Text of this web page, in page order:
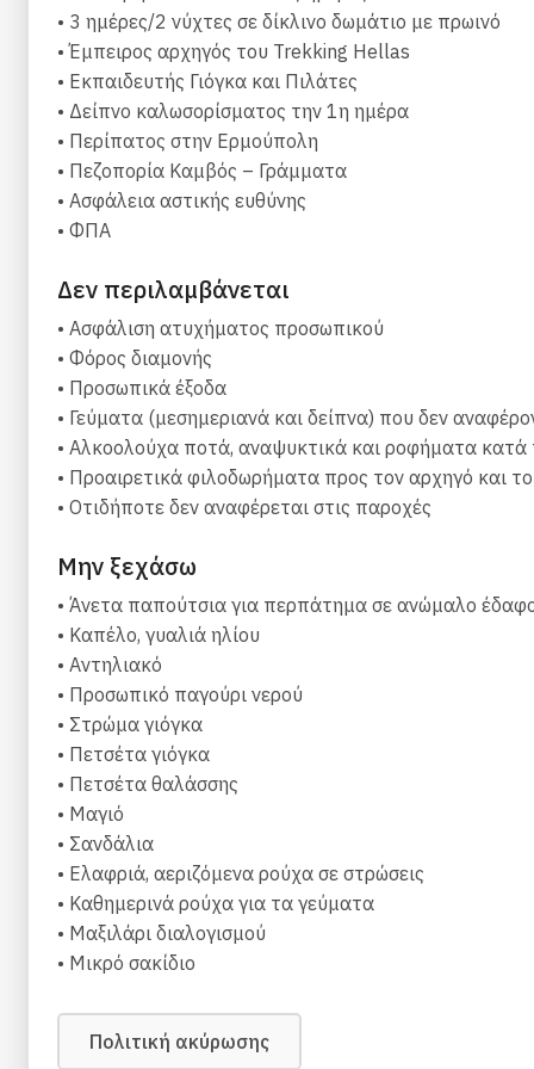
ολοκληρώνεται με μια απλή αλλά απαιτητική σειρά
συγκεντρωμένους και γεμάτους ενέργεια.
Μετά τη συνεδρία πιλάτες, δείπνο σε τοπική ταβέρνα.
Ημέρα 2: Ανακαλύψτε την άγρια ομορφιά της Άνω
Μετά το πρωινό, μεταφορά από το ξενοδοχείο προς
που φύτεψε ο John Herman Groesbeck Pierson,
στην οικονομική σκέψη και την περιβαλλοντική δράση.
σκάφος.
Απαλή γιόγκα στη παραλία
και χρόνος για ελεύθερο
Αυτή η συνεδρία είναι κατάλληλη για άτομα κάθε
ελεγχόμενες κινήσεις και απαλές διατάσεις που
τον κίνδυνο τραυματισμών.
Μετά από ένα σύντομο διάλειμμα 5 λεπτών,
βαθιά χαλάρωση και στην ευημερία σώματος και
καθοδηγείται μέσω οδηγιών χαλάρωσης και
Μετά τη συνεδρία, επιστροφή στο ξενοδοχείο.
Ημέρα 3: Αναζωογονητική πρωινή γιόγκα και
Ξεκινήστε τη μέρα σας με πρωινό στο ξενοδοχείο.
Πρωινή συνεδρία γιόγκα:
στροφή και τη σταθεροποίηση της ωμοπλάτης, ενώ
Μέσα από όμορφες και ελεγχόμενες κινήσεις,
προσφέροντας μια ολοκληρωμένη και αναζωογονητική
Στη συνέχεια, επιλογή προαιρετικών
με το απόγευμα φέρι. Μεταφορά αποσκευών στο
• 3 ημέρες/2 νύχτες σε δίκλινο δωμάτιο με πρωινό
• Έμπειρος αρχηγός του Trekking Hellas
• Εκπαιδευτής Γιόγκα και Πιλάτες
• Δείπνο καλωσορίσματος την 1η ημέρα
• Περίπατος στην Ερμούπολη
• Πεζοπορία Καμβός – Γράμματα
• Ασφάλεια αστικής ευθύνης
• ΦΠΑ
Δεν περιλαμβάνεται
• Ασφάλιση ατυχήματος προσωπικού
• Φόρος διαμονής
• Προσωπικά έξοδα
• Γεύματα (μεσημεριανά και δείπνα) που δεν
• Αλκοολούχα ποτά, αναψυκτικά και ροφήματα κατά
• Προαιρετικά φιλοδωρήματα προς τον αρχηγό και
• Οτιδήποτε δεν αναφέρεται στις παροχές
Μην ξεχάσω
• Άνετα παπούτσια για περπάτημα σε ανώμαλο
• Καπέλο, γυαλιά ηλίου
• Αντηλιακό
• Προσωπικό παγούρι νερού
• Στρώμα γιόγκα
• Πετσέτα γιόγκα
• Πετσέτα θαλάσσης
• Μαγιό
• Σανδάλια
• Ελαφριά, αεριζόμενα ρούχα σε στρώσεις
• Καθημερινά ρούχα για τα γεύματα
• Μαξιλάρι διαλογισμού
• Μικρό σακίδιο
Πολιτική ακύρωσης